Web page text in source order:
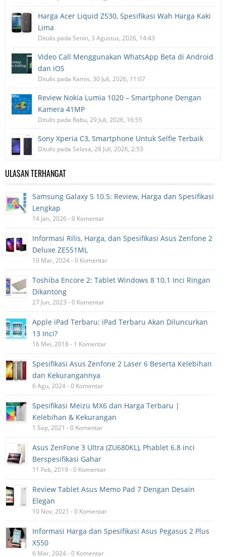
Harga Acer Liquid Z530, Spesifikasi Wah Harga Kaki
Lima
Ditulis pada Senin, 3 Agustus, 2026, 14:43
Video Call Menggunakan WhatsApp Beta di Android
dan iOS
Ditulis pada Kamis, 30 Juli, 2026, 11:07
Review Nokia Lumia 1020 – Smartphone Dengan
Kamera 41MP
Ditulis pada Rabu, 29 Juli, 2026, 16:55
Sony Xperia C3, Smartphone Untuk Selfie Terbaik
Ditulis pada Selasa, 28 Juli, 2026, 2:53
ULASAN TERHANGAT
Samsung Galaxy S 10.5: Review, Harga dan Spesifikasi
Lengkap
14 Jan, 2026 - 0 Komentar
Informasi Rilis, Harga, dan Spesifikasi Asus Zenfone 2
Deluxe ZE551ML
10 Mar, 2024 - 0 Komentar
Toshiba Encore 2: Tablet Windows 8 10.1 Inci Ringan
Dikantong
27 Jun, 2023 - 0 Komentar
Apple iPad Terbaru: iPad Terbaru Akan Diluncurkan
13 Inci?
16 Mei, 2018 - 1 Komentar
Spesifikasi Asus Zenfone 2 Laser 6 Beserta Kelebihan
dan Kekurangannya
6 Agu, 2024 - 0 Komentar
Spesifikasi Meizu MX6 dan Harga Terbaru |
Kelebihan & Kekurangan
1 Sep, 2021 - 0 Komentar
Asus ZenFone 3 Ultra (ZU680KL), Phablet 6.8 inci
Berspesifikasi Gahar
11 Feb, 2019 - 0 Komentar
Review Tablet Asus Memo Pad 7 Dengan Desain
Elegan
10 Nov, 2021 - 0 Komentar
Informasi Harga dan Spesifikasi Asus Pegasus 2 Plus
X550
6 Mar, 2024 - 0 Komentar